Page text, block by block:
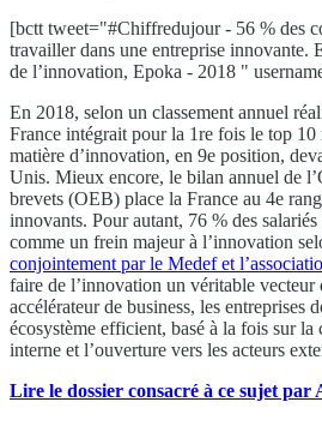
[bctt tweet="#Chiffredujour - 56 % des
travailler dans une entreprise innovante.
de l’innovation, Epoka - 2018 "
En 2018, selon un classement annuel
France intégrait pour la 1re fois le top 10
matière d’innovation, en 9e position,
Unis. Mieux encore, le bilan annuel de
brevets (OEB) place la France au 4e
innovants. Pour autant, 76 % des
comme un frein majeur à l’innovation
conjointement par le Medef et
faire de l’innovation un véritable vecteur
accélérateur de business, les entreprises
écosystème efficient, basé à la fois sur la
interne et l’ouverture vers les acteurs
Lire le dossier consacré à ce sujet par